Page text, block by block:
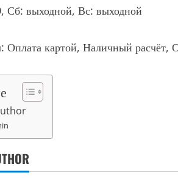
Сб: выходной, Вс: выходной
Оплата картой, Наличный расчёт,